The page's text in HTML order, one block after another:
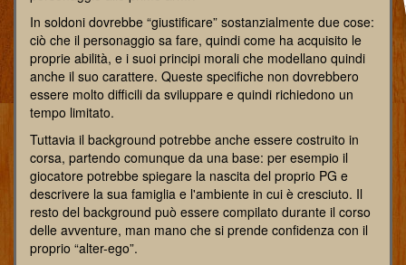
In soldoni dovrebbe “giustificare” sostanzialmente due cose:
ciò che il personaggio sa fare, quindi come ha acquisito le
proprie abilità, e i suoi principi morali che modellano quindi
anche il suo carattere. Queste specifiche non dovrebbero
essere molto difficili da sviluppare e quindi richiedono un
tempo limitato.
Tuttavia il background potrebbe anche essere costruito in
corsa, partendo comunque da una base: per esempio il
giocatore potrebbe spiegare la nascita del proprio PG e
descrivere la sua famiglia e l'ambiente in cui è cresciuto. Il
resto del background può essere compilato durante il corso
delle avventure, man mano che si prende confidenza con il
proprio “alter-ego”.